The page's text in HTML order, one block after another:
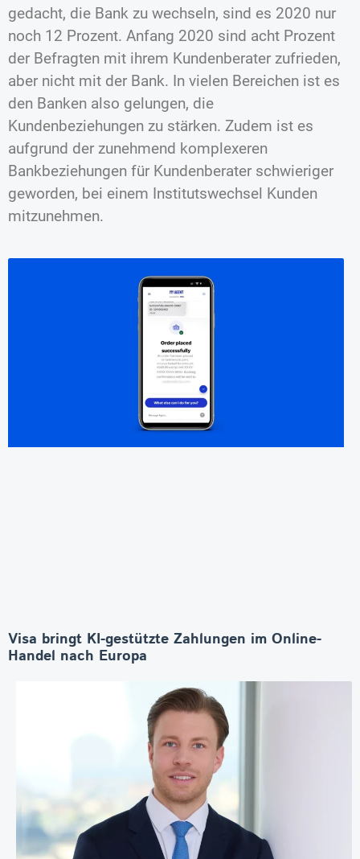
gedacht, die Bank zu wechseln, sind es 2020 nur
noch 12 Prozent. Anfang 2020 sind acht Prozent
der Befragten mit ihrem Kundenberater zufrieden,
aber nicht mit der Bank. In vielen Bereichen ist es
den Banken also gelungen, die
Kundenbeziehungen zu stärken. Zudem ist es
aufgrund der zunehmend komplexeren
Bankbeziehungen für Kundenberater schwieriger
geworden, bei einem Institutswechsel Kunden
mitzunehmen.
Visa bringt KI-gestützte Zahlungen im Online-
Handel nach Europa